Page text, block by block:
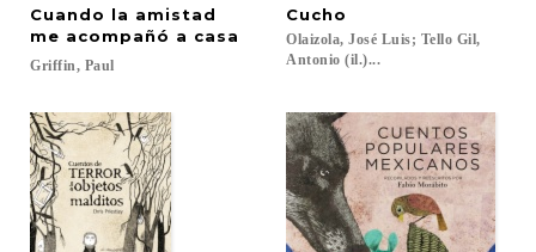
Cuando la amistad
me acompañó a casa
Griffin, Paul
Cucho
Olaizola, José Luis; Tello Gil,
Antonio (il.)...